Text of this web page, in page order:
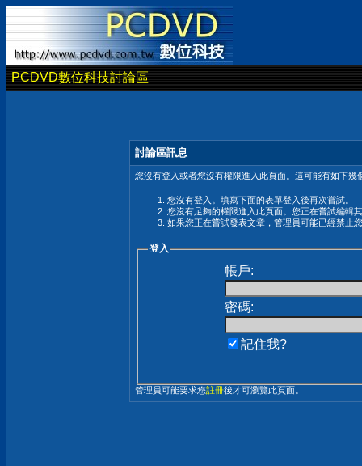
PCDVD數位科技討論區
討論區訊息
您沒有登入或者您沒有權限進入此頁面。這可能有如下幾
您沒有登入。填寫下面的表單登入後再次嘗試。
您沒有足夠的權限進入此頁面。您正在嘗試編輯
如果您正在嘗試發表文章，管理員可能已經禁止
登入
帳戶:
密碼:
記住我?
管理員可能要求您註冊後才可瀏覽此頁面。